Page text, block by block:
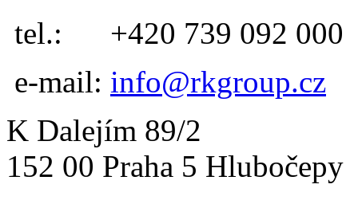
tel.: +420 739 092 000
e-mail: info@rkgroup.cz
K Dalejím 89/2
152 00 Praha 5 Hlubočepy